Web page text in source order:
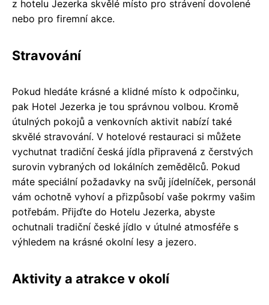
z hotelu Jezerka skvělé místo pro strávení dovolené
nebo pro firemní akce.
Stravování
Pokud hledáte krásné a klidné místo k odpočinku,
pak Hotel Jezerka je tou správnou volbou. Kromě
útulných pokojů a venkovních aktivit nabízí také
skvělé stravování. V hotelové restauraci si můžete
vychutnat tradiční česká jídla připravená z čerstvých
surovin vybraných od lokálních zemědělců. Pokud
máte speciální požadavky na svůj jídelníček, personál
vám ochotně vyhoví a přizpůsobí vaše pokrmy vašim
potřebám. Přijďte do Hotelu Jezerka, abyste
ochutnali tradiční české jídlo v útulné atmosféře s
výhledem na krásné okolní lesy a jezero.
Aktivity a atrakce v okolí